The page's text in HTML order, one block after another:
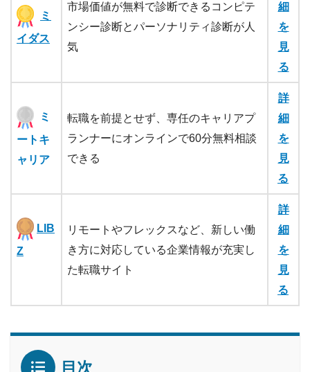
ミ
イダス
市場価値が無料で診断できるコンピテ
ンシー診断とパーソナリティ診断が人
気
細
を
見
る
ミ
ートキ
ャリア
転職を前提とせず、専任のキャリアプ
ランナーにオンラインで60分無料相談
できる
詳
細
を
見
る
LIB
Z
リモートやフレックスなど、新しい働
き方に対応している企業情報が充実し
た転職サイト
詳
細
を
見
る
目次